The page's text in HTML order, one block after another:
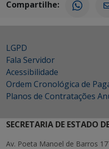
Compartilhe:
LGPD
Fala Servidor
Acessibilidade
Ordem Cronológica de
Planos de Contratações
SECRETARIA DE ESTADO
Av. Poeta Manoel de Barros